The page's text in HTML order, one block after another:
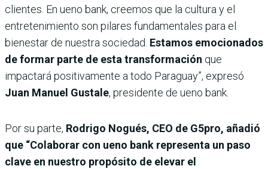
clientes. En ueno bank, creemos que la cultura y el
entretenimiento son pilares fundamentales para el
bienestar de nuestra sociedad. Estamos emocionados
de formar parte de esta transformación que
impactará positivamente a todo Paraguay”, expresó
Juan Manuel Gustale, presidente de ueno bank.
Por su parte, Rodrigo Nogués, CEO de G5pro, añadió
que “Colaborar con ueno bank representa un paso
clave en nuestro propósito de elevar el